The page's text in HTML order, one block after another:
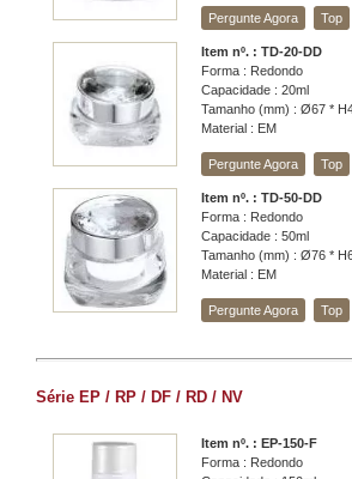
Pergunte Agora Top
Item nº. : TD-20-DD
Forma : Redondo
Capacidade : 20ml
Tamanho (mm) : Ø67 *
Material : EM
Pergunte Agora Top
Item nº. : TD-50-DD
Forma : Redondo
Capacidade : 50ml
Tamanho (mm) : Ø76 *
Material : EM
Pergunte Agora Top
Série EP / RP / DF / RD / NV
Item nº. : EP-150-F
Forma : Redondo